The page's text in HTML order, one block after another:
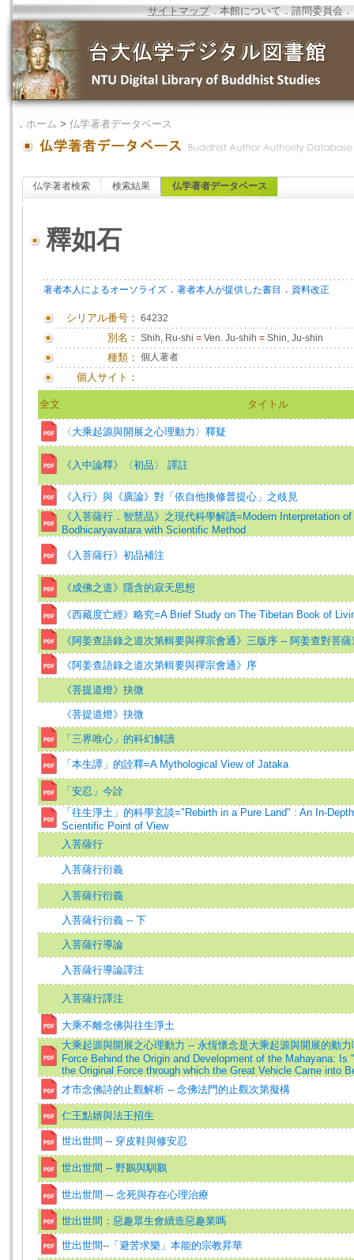
サイトマップ．本館について ．諮問委員会 ．
． ホーム > 仏学著者データベース
仏学著者検索 検索結果 仏学著者データベース
釋如石
著者本人によるオーソライズ ． 著者本人が提供した書目 ． 資料改正
シリアル番号： 64232
別名： Shih, Ru-shi = Ven. Ju-shih = Shin, Ju-shin
種類： 個人著者
個人サイト：
全文 タイトル
〈大乘起源與開展之心理動力〉釋疑
《入中論釋》〈初品〉 譯註
《入行》與《廣論》對「依自他換修普提心」之歧見
《入菩薩行．智慧品》之現代科學解讀=Modern Interpretation
Bodhicaryavatara with Scientific Method
《入菩薩行》初品補注
《成佛之道》隱含的寂天思想
《西藏度亡經》略究=A Brief Study on The Tibetan Book of
《阿姜查語錄之道次第輯要與禪宗會通》三版序 -- 阿姜查對菩
《阿姜查語錄之道次第輯要與禪宗會通》序
《菩提道燈》抉微
《菩提道燈》抉微
「三界唯心」的科幻解讀
「本生譚」的詮釋=A Mythological View of Jataka
「安忍」今詮
「往生淨土」的科學玄談="Rebirth in a Pure Land" : An In-
Scientific Point of View
入菩薩行
入菩薩行衍義
入菩薩行衍義
入菩薩行衍義 -- 下
入菩薩行導論
入菩薩行導論譯注
入菩薩行譯注
大乘不離念佛與往生淨土
大乘起源與開展之心理動力 -- 永恆懷念是大乘起源與開展的動
Force Behind the Origin and Development of the Mahayana: Is
the Original Force through which the Great Vehicle Came into
才市念佛詩的止觀解析 -- 念佛法門的止觀次第擬構
仁王點婿與法王招生
世出世間 -- 穿皮鞋與修安忍
世出世間 -- 野鵝與馴鵝
世出世間 ─ 念死與存在心理治療
世出世間：惡趣眾生會續造惡趣業嗎
世出世間--「避苦求樂」本能的宗教昇華